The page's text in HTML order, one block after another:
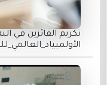
تكريم الفائزين في